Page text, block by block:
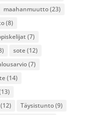
maahanmuutto(23)
(8)
(7)
sote(12)
(7)
(14)
Täysistunto(9)